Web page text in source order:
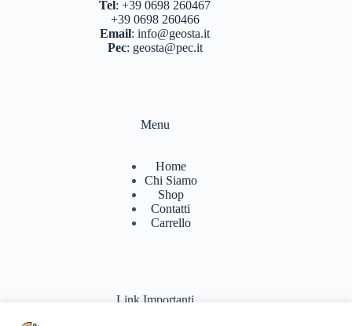
Tel:+39 0698 260467
+39 0698 260466
Email:info@geosta.it
Pec: geosta@pec.it
Menu
Home
Chi Siamo
Shop
Contatti
Carrello
Link Importanti